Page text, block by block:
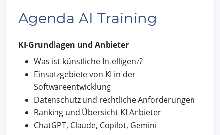
Agenda AI Training
KI-Grundlagen und Anbieter
Was ist künstliche Intelligenz?
Einsatzgebiete von KI in der
Softwareentwicklung
Datenschutz und rechtliche Anforderungen
Ranking und Übersicht KI Anbieter
ChatGPT, Claude, Copilot, Gemini